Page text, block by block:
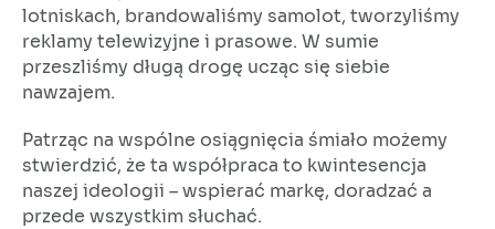
lotniskach, brandowaliśmy samolot, tworzyliśmy
reklamy telewizyjne i prasowe. W sumie
przeszliśmy długą drogę ucząc się siebie
nawzajem.
Patrząc na wspólne osiągnięcia śmiało możemy
stwierdzić, że ta współpraca to kwintesencja
naszej ideologii – wspierać markę, doradzać a
przede wszystkim słuchać.